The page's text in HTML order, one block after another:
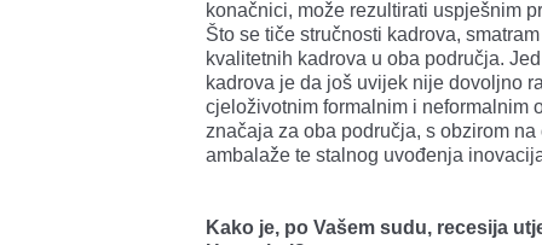
konačnici, može rezultirati uspješnim
Što se tiče stručnosti kadrova,
kvalitetnih kadrova u oba područja.
kadrova je da još uvijek nije dovoljno
cjeloživotnim formalnim i neformalnim
značaja za oba područja, s obzirom
ambalaže te stalnog uvođenja
Kako je, po Vašem sudu, recesija